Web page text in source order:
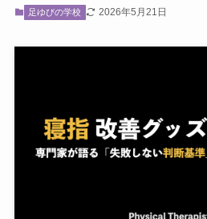
足ゆびの学校 2026年5月21日